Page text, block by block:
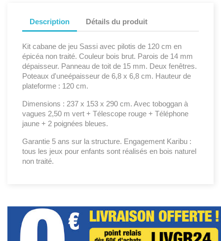
Description Détails du produit
Kit cabane de jeu Sassi avec pilotis de 120 cm en
épicéa non traité. Couleur bois brut. Parois de 14 mm
dépaisseur. Panneau de toit de 15 mm. Deux fenêtres.
Poteaux d'uneépaisseur de 6,8 x 6,8 cm. Hauteur de
plateforme : 120 cm.
Dimensions : 237 x 153 x 290 cm. Avec toboggan à
vagues 2,50 m vert + Télescope rouge + Téléphone
jaune + 2 poignées bleues.
Garantie 5 ans sur la structure. Engagement Karibu :
tous les jeux pour enfants sont réalisés en bois naturel
non traité.